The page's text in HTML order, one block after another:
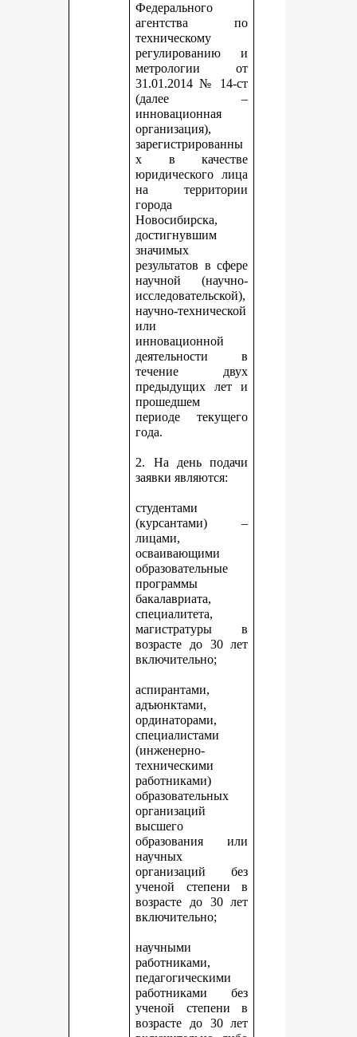
Федерального
агентства по
техническому
регулированию и
метрологии от
31.01.2014 № 14-ст
(далее –
инновационная
организация),
зарегистрированны
х в качестве
юридического лица
на территории
города
Новосибирска,
достигнувшим
значимых
результатов в сфере
научной (научно-
исследовательской),
научно-технической
или
инновационной
деятельности в
течение двух
предыдущих лет и
прошедшем
периоде текущего
года.
2. На день подачи
заявки являются:
студентами
(курсантами) –
лицами,
осваивающими
образовательные
программы
бакалавриата,
специалитета,
магистратуры в
возрасте до 30 лет
включительно;
аспирантами,
адъюнктами,
ординаторами,
специалистами
(инженерно-
техническими
работниками)
образовательных
организаций
высшего
образования или
научных
организаций без
ученой степени в
возрасте до 30 лет
включительно;
научными
работниками,
педагогическими
работниками без
ученой степени в
возрасте до 30 лет